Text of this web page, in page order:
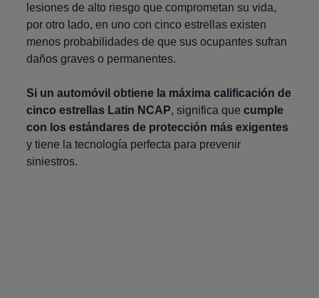
lesiones de alto riesgo que comprometan su vida,
por otro lado, en uno con cinco estrellas existen
menos probabilidades de que sus ocupantes sufran
daños graves o permanentes.
Si un automóvil obtiene la máxima calificación de
cinco estrellas Latin NCAP, significa quecumple
con los estándares de protección más exigentes
y tiene la tecnología perfecta para prevenir
siniestros.